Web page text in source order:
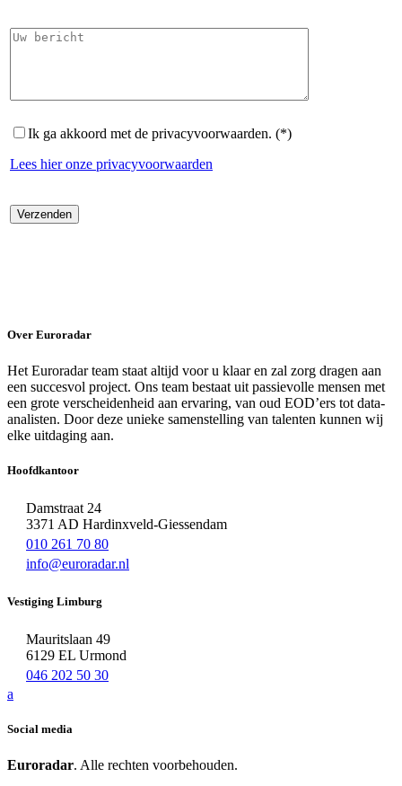
Ik ga akkoord met de privacyvoorwaarden. (*)
Lees hier onze privacyvoorwaarden
Over Euroradar
Het Euroradar team staat altijd voor u klaar en zal zorg dragen aan
een succesvol project. Ons team bestaat uit passievolle mensen met
een grote verscheidenheid aan ervaring, van oud EOD’ers tot data-
analisten. Door deze unieke samenstelling van talenten kunnen wij
elke uitdaging aan.
Hoofdkantoor
Damstraat 24
3371 AD Hardinxveld-Giessendam
010 261 70 80
info@euroradar.nl
Vestiging Limburg
Mauritslaan 49
6129 EL Urmond
046 202 50 30
a
Social media
Euroradar. Alle rechten voorbehouden.